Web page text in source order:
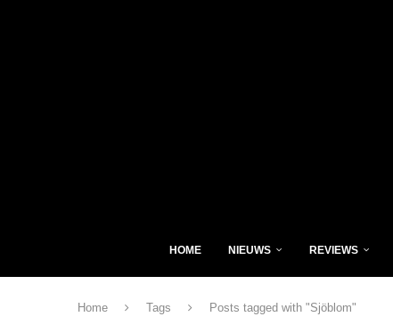
HOME NIEUWS REVIEWS
Home Tags Posts tagged with "Sjöblom"